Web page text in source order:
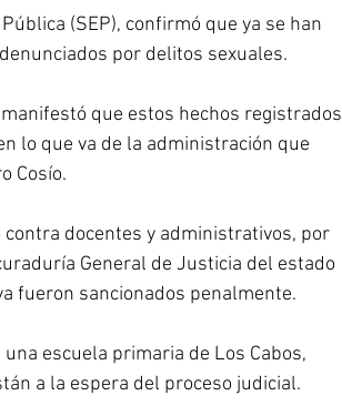
(SEP), confirmó que ya se han
por delitos sexuales.
que estos hechos registrados
lo que va de la administración que
Cosío.
docentes y administrativos, por
General de Justicia del estado
fueron sancionados penalmente.
escuela primaria de Los Cabos,
a la espera del proceso judicial.